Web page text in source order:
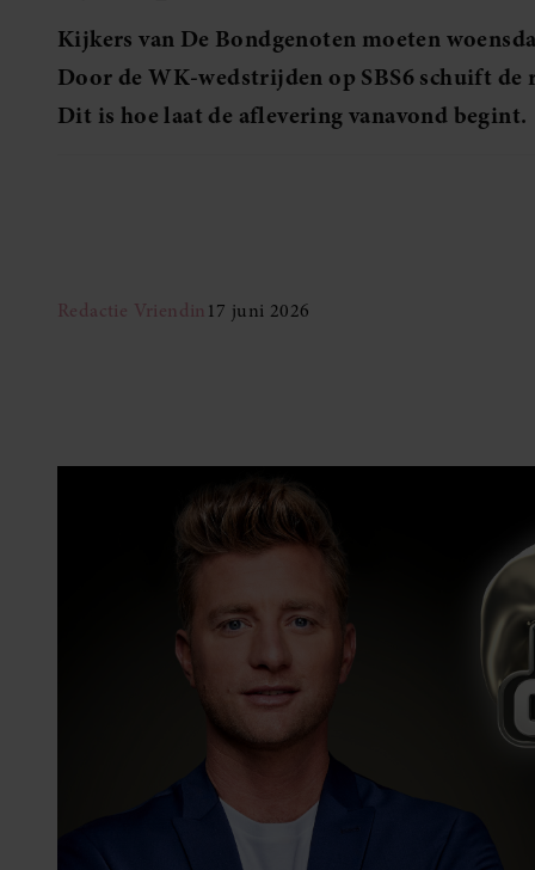
Kijkers van De Bondgenoten moeten
Door de WK-wedstrijden op SBS6 schuift
Dit is hoe laat de aflevering vanavond begint.
Redactie Vriendin17 juni 2026